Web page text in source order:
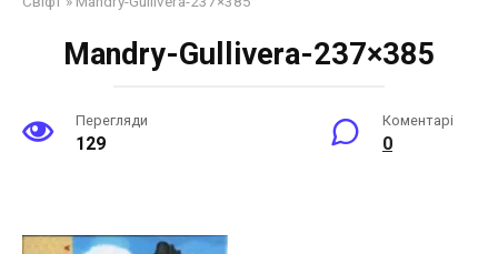
Mandry-Gullivera-237×385
Перегляди
129
Коментарі
0